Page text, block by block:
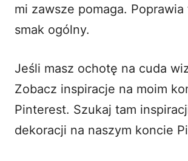
mi zawsze pomaga.
smak ogólny.
Jeśli masz ochotę na cuda
Zobacz inspiracje na moim
Pinterest. Szukaj tam
dekoracji na naszym koncie